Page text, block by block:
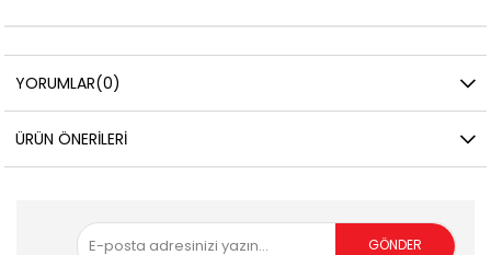
YORUMLAR(0)
ÜRÜN ÖNERILERI
GÖNDER